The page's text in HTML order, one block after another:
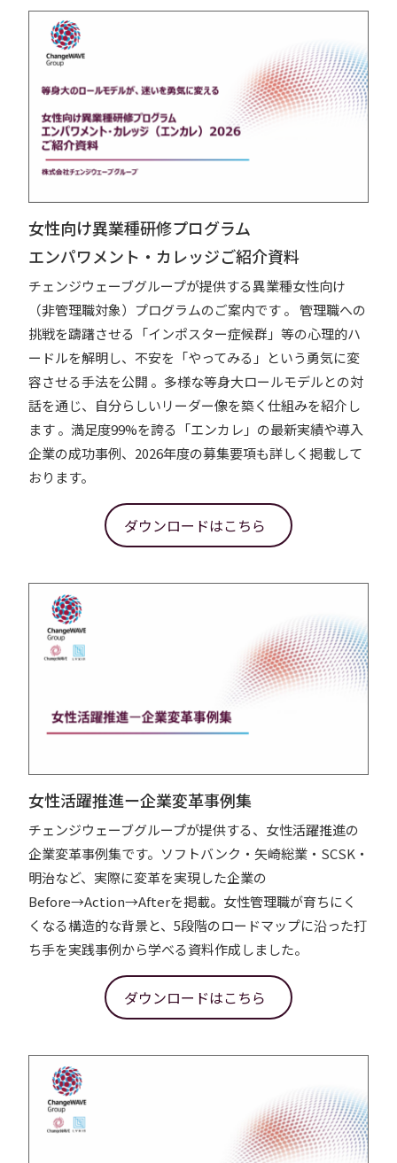
女性向け異業種研修プログラム
エンパワメント・カレッジご紹介資料
チェンジウェーブグループが提供する異業種女性向け
（非管理職対象）プログラムのご案内です 。 管理職への
挑戦を躊躇させる「インポスター症候群」等の心理的ハ
ードルを解明し、不安を「やってみる」という勇気に変
容させる手法を公開 。多様な等身大ロールモデルとの対
話を通じ、自分らしいリーダー像を築く仕組みを紹介し
ます 。満足度99%を誇る「エンカレ」の最新実績や導入
企業の成功事例、2026年度の募集要項も詳しく掲載して
おります。
ダウンロードはこちら
女性活躍推進ー企業変革事例集
チェンジウェーブグループが提供する、女性活躍推進の
企業変革事例集です。ソフトバンク・矢崎総業・SCSK・
明治など、実際に変革を実現した企業の
Before→Action→Afterを掲載。女性管理職が育ちにく
くなる構造的な背景と、5段階のロードマップに沿った打
ち手を実践事例から学べる資料作成しました。
ダウンロードはこちら